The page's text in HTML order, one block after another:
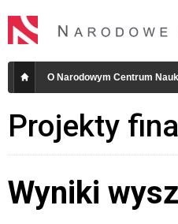
O Narodowym Centrum
Projekty
Wyniki